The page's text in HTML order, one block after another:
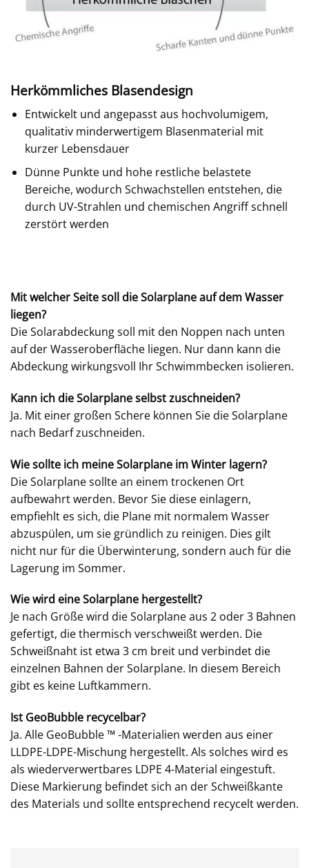
Herkömmliches Blasendesign
Entwickelt und angepasst aus hochvolumigem,
qualitativ minderwertigem Blasenmaterial mit
kurzer Lebensdauer
Dünne Punkte und hohe restliche belastete
Bereiche, wodurch Schwachstellen entstehen, die
durch UV-Strahlen und chemischen Angriff schnell
zerstört werden
Mit welcher Seite soll die Solarplane auf dem Wasser
liegen?
Die Solarabdeckung soll mit den Noppen nach unten
auf der Wasseroberfläche liegen. Nur dann kann die
Abdeckung wirkungsvoll Ihr Schwimmbecken isolieren.
Kann ich die Solarplane selbst zuschneiden?
Ja. Mit einer großen Schere können Sie die Solarplane
nach Bedarf zuschneiden.
Wie sollte ich meine Solarplane im Winter lagern?
Die Solarplane sollte an einem trockenen Ort
aufbewahrt werden. Bevor Sie diese einlagern,
empfiehlt es sich, die Plane mit normalem Wasser
abzuspülen, um sie gründlich zu reinigen. Dies gilt
nicht nur für die Überwinterung, sondern auch für die
Lagerung im Sommer.
Wie wird eine Solarplane hergestellt?
Je nach Größe wird die Solarplane aus 2 oder 3 Bahnen
gefertigt, die thermisch verschweißt werden. Die
Schweißnaht ist etwa 3 cm breit und verbindet die
einzelnen Bahnen der Solarplane. In diesem Bereich
gibt es keine Luftkammern.
Ist GeoBubble recycelbar?
Ja. Alle GeoBubble ™ -Materialien werden aus einer
LLDPE-LDPE-Mischung hergestellt. Als solches wird es
als wiederverwertbares LDPE 4-Material eingestuft.
Diese Markierung befindet sich an der Schweißkante
des Materials und sollte entsprechend recycelt werden.